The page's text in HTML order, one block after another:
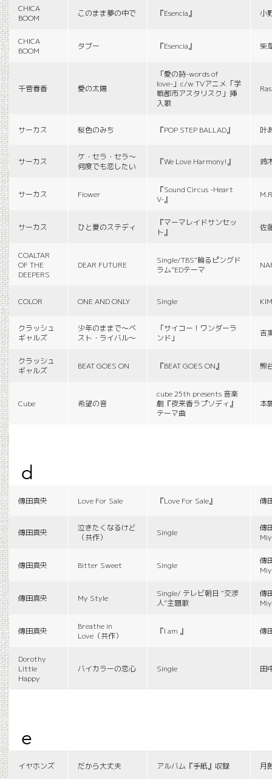
CHICA
BOOM
このまま夢の中で 『Esencia』 小
CHICA
BOOM
タブー 『Esencia』 柴
千菅春香 愛の太陽
「愛の詩-words of
love-」c/w TVアニメ「学
戦都市アスタリスク」挿
入歌
サーカス 桜色のみち 『POP STEP BALLAD』 叶
サーカス
ケ・セラ・セラ〜
何度でも恋したい
『We Love Harmony!』 鈴
サーカス Fiower
『Sound Circus -Heart
V-』
サーカス ひと夏のステディ
『マーマレイドサンセッ
ト』
佐
COALTAR
OF THE
DEEPERS
DEAR FUTURE
Single/TBS“輪るピングド
ラム”EDテーマ
COLOR ONE AND ONLY Single
クラッシュ
ギャルズ
少年のままで〜ベ
スト・ライバル〜
「サイコー！ワンダーラ
ンド」
吉
クラッシュ
ギャルズ
BEAT GOES ON 『BEAT GOES ON』 熊
Cube 希望の音
cube 25th presents 音楽
劇『夜来香ラプソディ』
テーマ曲
本
d
傳田真央 Love For Sale 『Love For Sale』 傳
傳田真央
泣きたくなるけど
（共作）
Single
傳
傳田真央 Bitter Sweet Single
傳
傳田真央 My Style
Single/ テレビ朝日 “交渉
人”主題歌
傳
傳田真央
Breathe in
Love（共作）
『I am 』 傳
Dorothy
Little
Happy
バイカラーの恋心 Single 田
e
イヤホンズ だから大丈夫 アルバム『手紙』収録 月